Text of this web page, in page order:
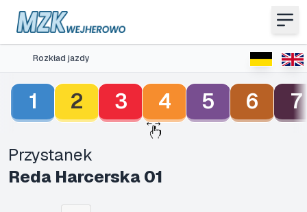
Rozkład jazdy
1 2 3 4 5 6 7
Przystanek
Reda Harcerska 01